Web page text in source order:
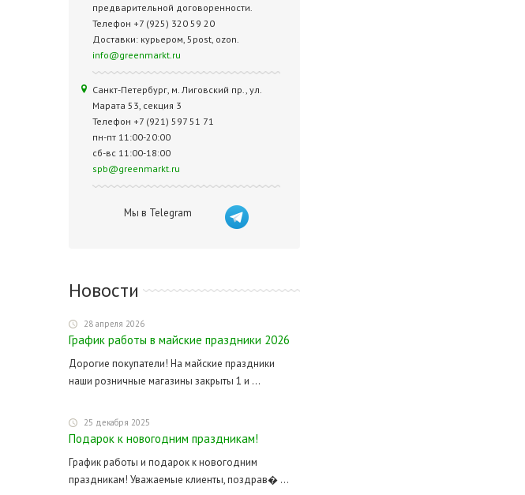
предварительной договоренности.
Телефон +7 (925) 320 59 20
Доставки: курьером, 5post, ozon.
info@greenmarkt.ru
Санкт-Петербург, м. Лиговский пр., ул.
Марата 53, секция 3
Телефон +7 (921) 597 51 71
пн-пт 11:00-20:00
сб-вс 11:00-18:00
spb@greenmarkt.ru
Мы в Telegram
Новости
28 апреля 2026
График работы в майские праздники 2026
Дорогие покупатели! На майские праздники
наши розничные магазины закрыты 1 и ...
25 декабря 2025
Подарок к новогодним праздникам!
График работы и подарок к новогодним
праздникам! Уважаемые клиенты, поздрав� ...